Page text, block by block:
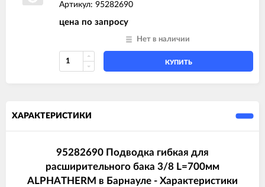
Артикул: 95282690
цена по запросу
Нет в наличии
КУПИТЬ
ХАРАКТЕРИСТИКИ
95282690 Подводка гибкая для
расширительного бака 3/8 L=700мм
ALPHATHERM в Барнауле - Характеристики